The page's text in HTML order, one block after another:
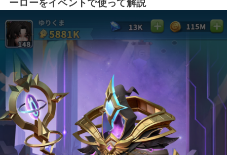
ーローをイベントで使って解説